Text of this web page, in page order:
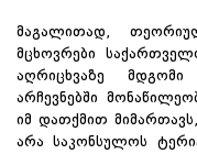
მაგალითად,
მცხოვრები
აღრიცხვაზე
არჩევნებში
იმ დათქმით
არა საკონსულოს